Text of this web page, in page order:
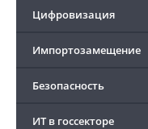
Цифровизация
Импортозамещение
Безопасность
ИТ в госсекторе